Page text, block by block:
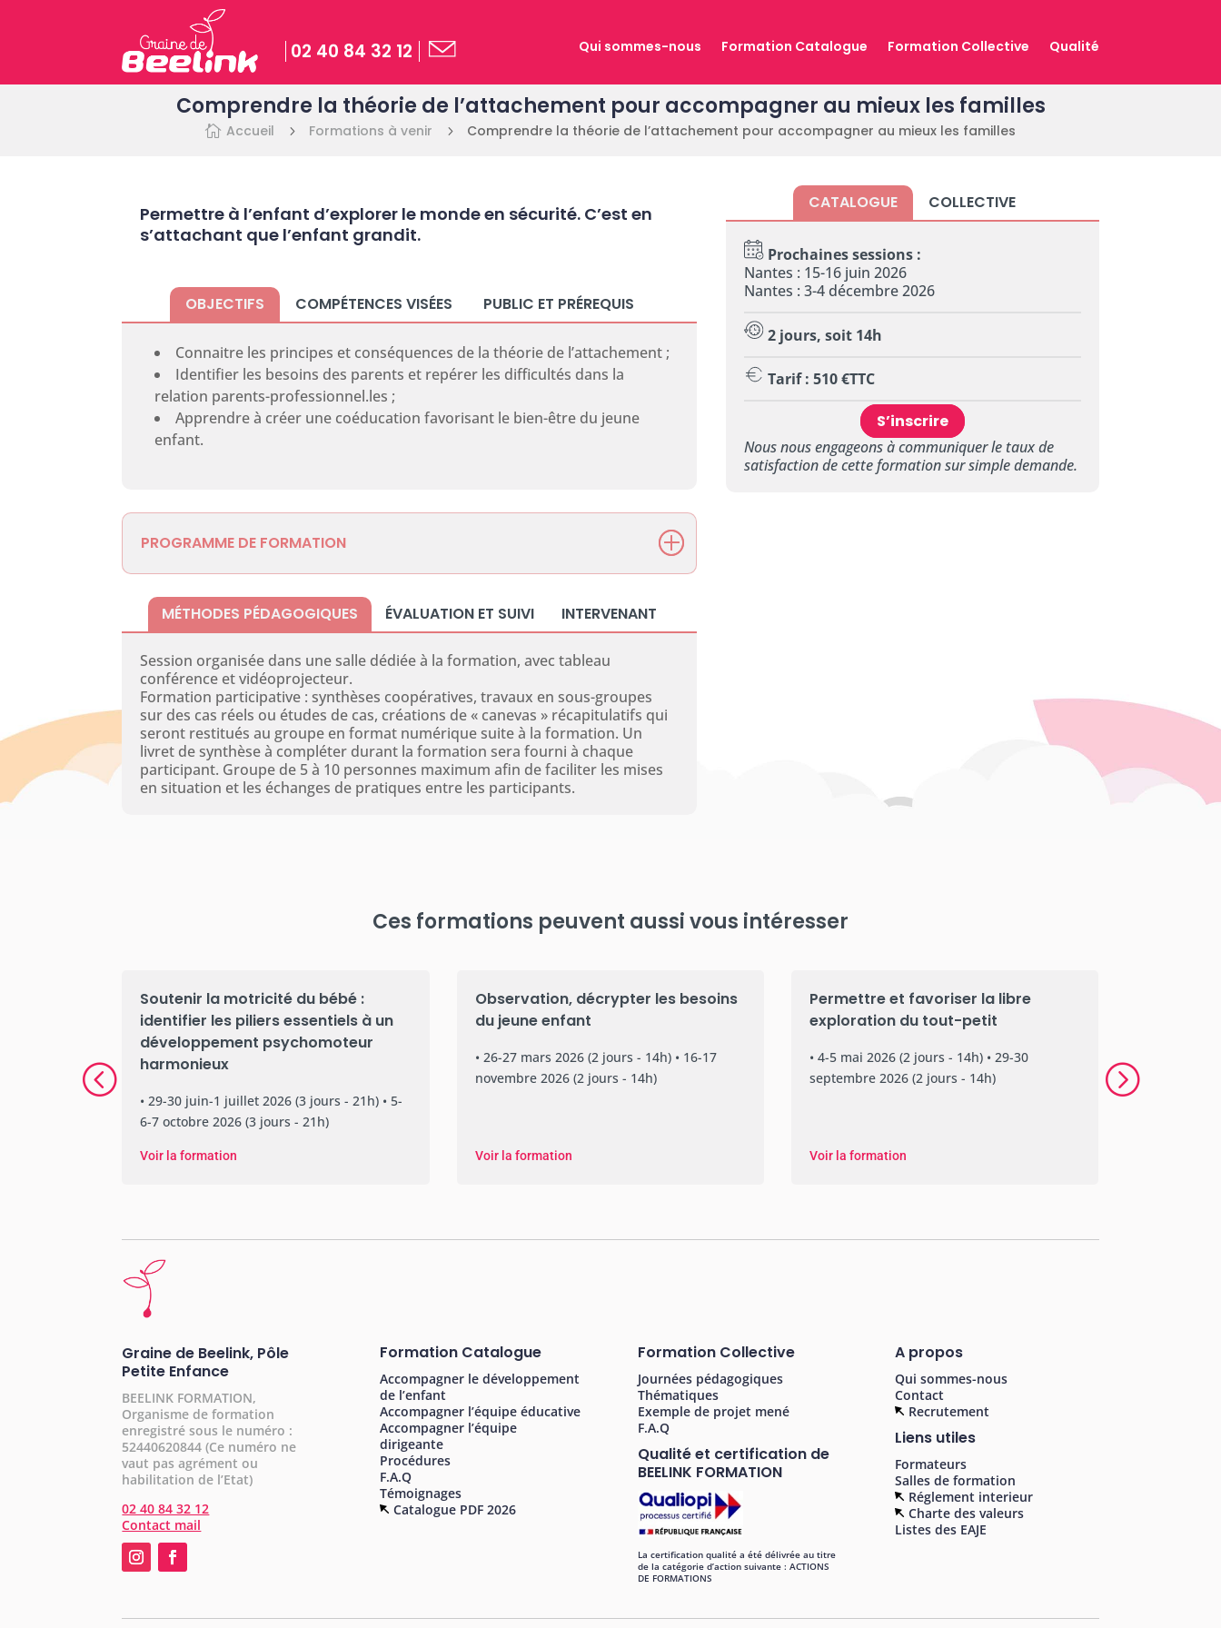
02 40 84 32 12 Qui sommes-nous Formation Catalogue Formation Collective Qualité
Comprendre la théorie de l’attachement pour accompagner au mieux les familles
 Accueil 5 Formations à venir 5 Comprendre la théorie de l’attachement pour accompagner au mieux les familles
Permettre à l’enfant d’explorer le monde en sécurité. C’est en
s’attachant que l’enfant grandit.
OBJECTIFS COMPÉTENCES VISÉES PUBLIC ET PRÉREQUIS
Connaitre les principes et conséquences de la théorie de l’attachement ;
Identifier les besoins des parents et repérer les difficultés dans la
relation parents-professionnel.les ;
Apprendre à créer une coéducation favorisant le bien-être du jeune
enfant.
PROGRAMME DE FORMATION
MÉTHODES PÉDAGOGIQUES ÉVALUATION ET SUIVI INTERVENANT
Session organisée dans une salle dédiée à la formation, avec tableau
conférence et vidéoprojecteur.
Formation participative : synthèses coopératives, travaux en sous-groupes
sur des cas réels ou études de cas, créations de « canevas » récapitulatifs qui
seront restitués au groupe en format numérique suite à la formation. Un
livret de synthèse à compléter durant la formation sera fourni à chaque
participant. Groupe de 5 à 10 personnes maximum afin de faciliter les mises
en situation et les échanges de pratiques entre les participants.
CATALOGUE COLLECTIVE
Prochaines sessions :
Nantes : 15-16 juin 2026
Nantes : 3-4 décembre 2026
2 jours, soit 14h
Tarif : 510 €TTC
S’inscrire
Nous nous engageons à communiquer le taux de
satisfaction de cette formation sur simple demande.
Ces formations peuvent aussi vous intéresser
Soutenir la motricité du bébé :
identifier les piliers essentiels à un
développement psychomoteur
harmonieux
• 29-30 juin-1 juillet 2026 (3 jours - 21h) • 5-
6-7 octobre 2026 (3 jours - 21h)
Voir la formation
Observation, décrypter les besoins
du jeune enfant
• 26-27 mars 2026 (2 jours - 14h) • 16-17
novembre 2026 (2 jours - 14h)
Voir la formation
Permettre et favoriser la libre
exploration du tout-petit
• 4-5 mai 2026 (2 jours - 14h) • 29-30
septembre 2026 (2 jours - 14h)
Voir la formation
Graine de Beelink, Pôle
Petite Enfance
BEELINK FORMATION,
Organisme de formation
enregistré sous le numéro :
52440620844 (Ce numéro ne
vaut pas agrément ou
habilitation de l’Etat)
02 40 84 32 12
Contact mail
Formation Catalogue
Accompagner le développement
de l’enfant
Accompagner l’équipe éducative
Accompagner l’équipe
dirigeante
Procédures
F.A.Q
Témoignages
Catalogue PDF 2026
Formation Collective
Journées pédagogiques
Thématiques
Exemple de projet mené
F.A.Q
Qualité et certification de
BEELINK FORMATION
La certification qualité a été délivrée au titre
de la catégorie d’action suivante : ACTIONS
DE FORMATIONS
A propos
Qui sommes-nous
Contact
Recrutement
Liens utiles
Formateurs
Salles de formation
Réglement interieur
Charte des valeurs
Listes des EAJE